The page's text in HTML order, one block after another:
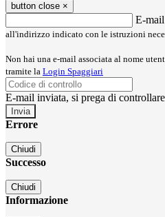
button close ×
E-mail
all'indirizzo indicato con le istruzioni
Non hai una e-mail associata al nome
tramite la Login Spaggiari
E-mail inviata, si prega di
Errore
Chiudi
Successo
Chiudi
Informazione